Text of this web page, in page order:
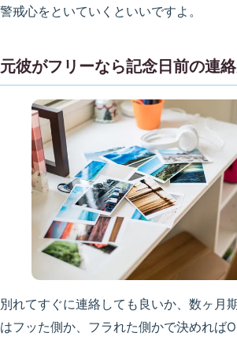
警戒心をといていくといいですよ。
元彼がフリーなら記念日前の連
別れてすぐに連絡しても良いか、数ヶ月
はフッた側か、フラれた側かで決めれば